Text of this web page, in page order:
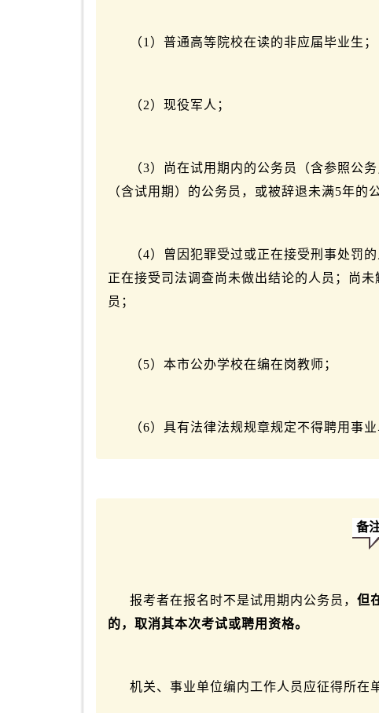
（1）普通高等院校在读的非应届毕业生；
（2）现役军人；
（3）尚在试用期内的公务员（含参照公
（含试用期）的公务员，或被辞退未满5年的
（4）曾因犯罪受过或正在接受刑事处罚
正在接受司法调查尚未做出结论的人员；尚
员；
（5）本市公办学校在编在岗教师；
（6）具有法律法规规章规定不得聘用事
备
报考者在报名时不是试用期内公务员， 但
的，取消其本次考试或聘用资格。
机关、事业单位编内工作人员应征得所在